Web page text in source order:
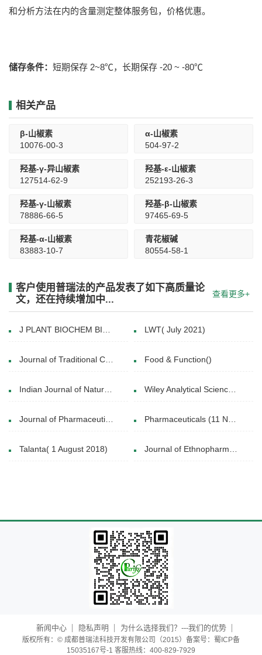
和分析方法在内的含量测定整体服务包，价格优惠。
储存条件： 短期保存 2~8℃，长期保存 -20 ~ -80℃
相关产品
β-山椒素
10076-00-3
α-山椒素
504-97-2
羟基-γ-异山椒素
127514-62-9
羟基-ε-山椒素
252193-26-3
羟基-γ-山椒素
78886-66-5
羟基-β-山椒素
97465-69-5
羟基-α-山椒素
83883-10-7
青花椒碱
80554-58-1
客户使用普瑞法的产品发表了如下高质量论
文，还在持续增加中...
查看更多+
J PLANT BIOCHEM BIOT.(2015 Apr.07.) LWT( July 2021)
Journal of Traditional Chinese Medical Sciences(April 2020) Food & Function()
Indian Journal of Natural Products and Resources(December 2020) Wiley Analytical Science(21 February 2022)
Journal of Pharmaceutical Analysis(21 September 2024) Pharmaceuticals (11 November 2020)
Talanta( 1 August 2018) Journal of Ethnopharmacology( 2020)
新闻中心 隐私声明 为什么选择我们？---我们的优势
版权所有：© 成都普瑞法科技开发有限公司（2015）备案号：蜀ICP备
15035167号-1 客服热线：400-829-7929